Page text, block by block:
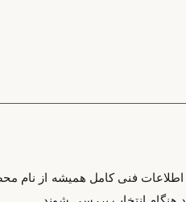
فنی کامل همیشه از